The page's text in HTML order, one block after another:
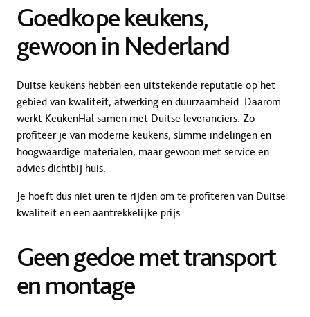
Goedkope keukens,
gewoon in Nederland
Duitse keukens hebben een uitstekende reputatie op het
gebied van kwaliteit, afwerking en duurzaamheid. Daarom
werkt KeukenHal samen met Duitse leveranciers. Zo
profiteer je van moderne keukens, slimme indelingen en
hoogwaardige materialen, maar gewoon met service en
advies dichtbij huis.
Je hoeft dus niet uren te rijden om te profiteren van Duitse
kwaliteit en een aantrekkelijke prijs.
Geen gedoe met transport
en montage